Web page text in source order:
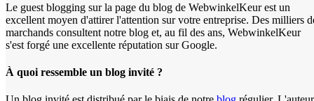
Le guest blogging sur la page du blog de WebwinkelKeur est un
excellent moyen d'attirer l'attention sur votre entreprise. Des milliers
marchands consultent notre blog et, au fil des ans, WebwinkelKeur
s'est forgé une excellente réputation sur Google.
À quoi ressemble un blog invité ?